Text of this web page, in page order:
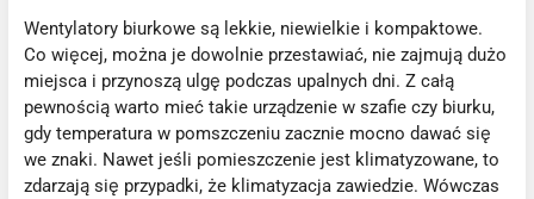
Wentylatory biurkowe są lekkie, niewielkie i kompaktowe.
Co więcej, można je dowolnie przestawiać, nie zajmują dużo
miejsca i przynoszą ulgę podczas upalnych dni. Z całą
pewnością warto mieć takie urządzenie w szafie czy biurku,
gdy temperatura w pomszczeniu zacznie mocno dawać się
we znaki. Nawet jeśli pomieszczenie jest klimatyzowane, to
zdarzają się przypadki, że klimatyzacja zawiedzie. Wówczas